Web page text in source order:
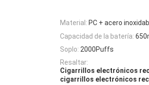
Material: PC + acero
Capacidad de la batería:
Soplo: 2000Puffs
Resaltar:
Cigarrillos electrónicos
cigarrillos electrónicos